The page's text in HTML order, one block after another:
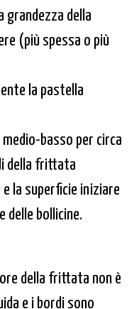
grandezza della
(più spessa o più
la pastella
basso per circa
della frittata
la superficie iniziare
delle bollicine.
della frittata non è
e i bordi sono